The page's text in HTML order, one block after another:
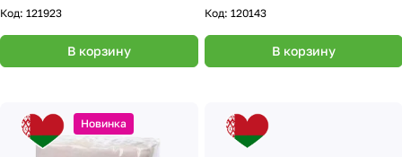
100*200 мм. Кошка-Крокодил
Код: 121923
В корзину
целлюлоза
Код: 120143
В корзину
Новинка